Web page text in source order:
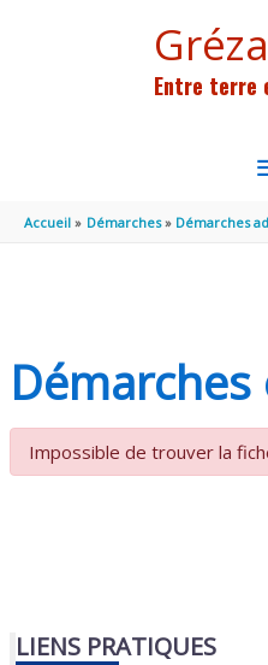
Entre terre
Accueil Démarches Démarches
Démarches
Impossible de trouver la
LIENS PRATIQUES